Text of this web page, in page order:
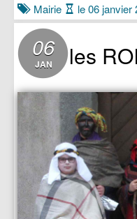
Mairie le 06 janvier
06
JAN les